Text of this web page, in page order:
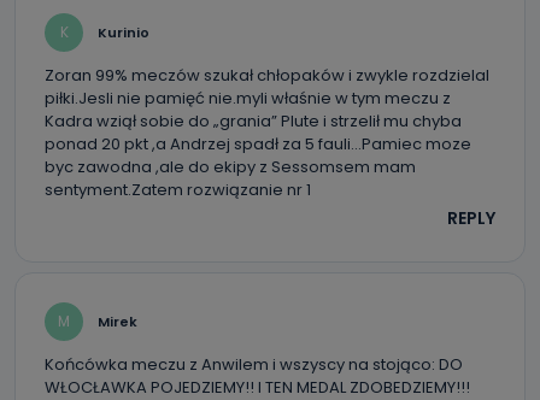
mają Państwo prawo do żądania od Telewizji Kablowa
Pro-Art z siedzibą w miejscowości Ostrów Wielkopolski (63-
400) przy ul. Wolności 19 dostępu do danych osobowych
dotyczących Państwa oraz uzyskania ich kopii, a także
żądania ich sprostowania, usunięcia danych,
ograniczenia ich przetwarzania oraz prawo wniesienia
sprzeciwu wobec ich przetwarzania.
Do kiedy Państwa dane osobowe będą
przechowywane?
Jakie dane osobowe przetwarzamy?
Przetwarzane kategorie Państwa danych osobowych to
dane, które pochodzą bezpośrednio od Państwa (lub
zostały przekazane w Państwa imieniu) lub dane osobowe,
K Kurinio
Zoran 99% meczów szukał chłopaków i zwykle rozdzielal
piłki.Jesli nie pamięć nie.myli właśnie w tym meczu z
Kadra wziął sobie do „grania” Plute i strzelił mu chyba
ponad 20 pkt ,a Andrzej spadł za 5 fauli…Pamiec moze
byc zawodna ,ale do ekipy z Sessomsem mam
sentyment.Zatem rozwiązanie nr 1
REPLY
M Mirek
Końcówka meczu z Anwilem i wszyscy na stojąco: DO
WŁOCŁAWKA POJEDZIEMY!! I TEN MEDAL ZDOBEDZIEMY!!!